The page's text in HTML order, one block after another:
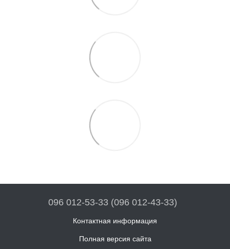
096 012-53-33 (096 012-43-33)
Контактная информация
Полная версия сайта